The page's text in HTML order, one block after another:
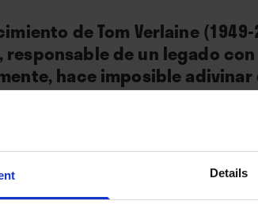
Details
de Tom Verlaine
de un legado
hace imposible
Television, grupo referencial
de los setenta. Su
de todo.